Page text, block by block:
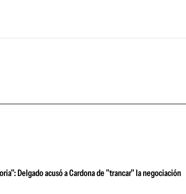
Delgado acusó a Cardona de "trancar" la negociación